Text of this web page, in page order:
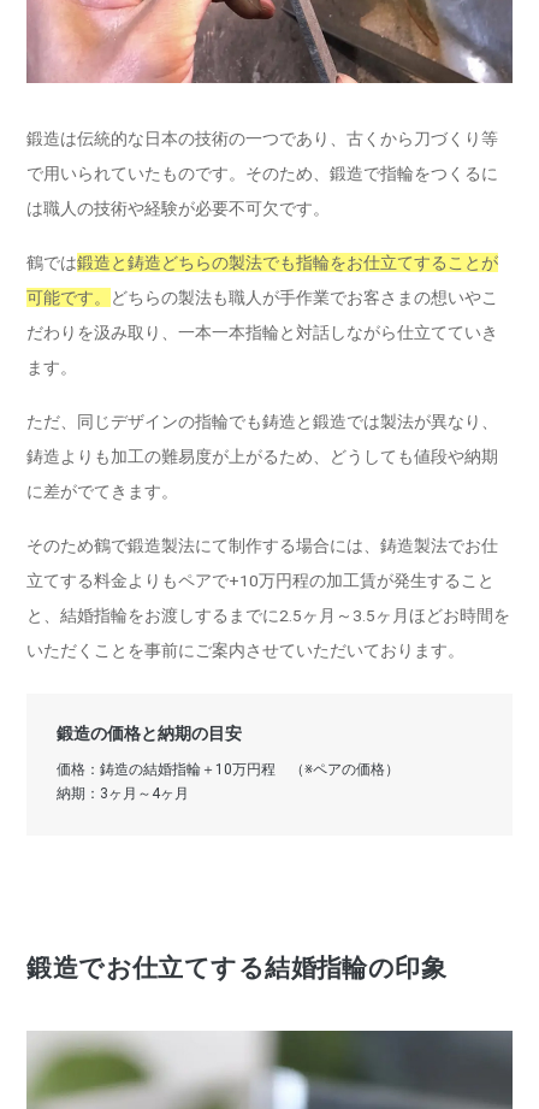
鍛造は伝統的な日本の技術の一つであり、古くから刀づくり等
で用いられていたものです。そのため、鍛造で指輪をつくるに
は職人の技術や経験が必要不可欠です。
鶴では鍛造と鋳造どちらの製法でも指輪をお仕立てすることが
可能です。 どちらの製法も職人が手作業でお客さまの想いやこ
だわりを汲み取り、一本一本指輪と対話しながら仕立てていき
ます。
ただ、同じデザインの指輪でも鋳造と鍛造では製法が異なり、
鋳造よりも加工の難易度が上がるため、どうしても値段や納期
に差がでてきます。
そのため鶴で鍛造製法にて制作する場合には、鋳造製法でお仕
立てする料金よりもペアで+10万円程の加工賃が発生すること
と、結婚指輪をお渡しするまでに2.5ヶ月～3.5ヶ月ほどお時間を
いただくことを事前にご案内させていただいております。
鍛造の価格と納期の目安
価格：鋳造の結婚指輪＋10万円程 （※ペアの価格）
納期：3ヶ月～4ヶ月
鍛造でお仕立てする結婚指輪の印象